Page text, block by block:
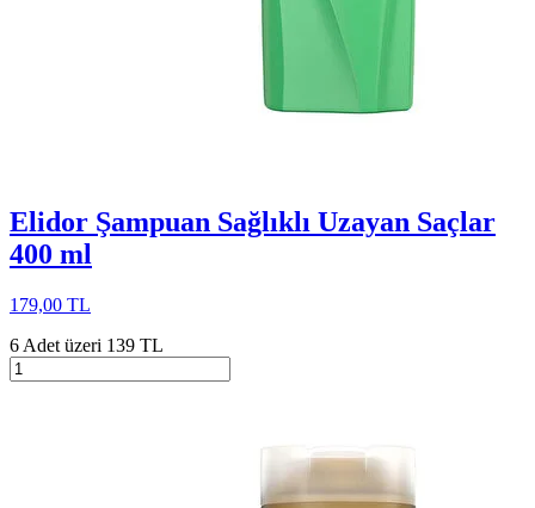
Elidor Şampuan Sağlıklı Uzayan Saçlar
400 ml
179,00 TL
6 Adet üzeri 139 TL